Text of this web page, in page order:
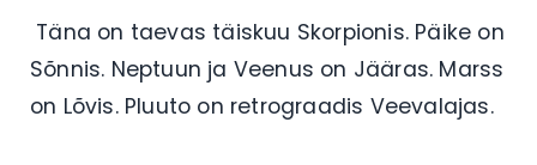
Täna on taevas täiskuu Skorpionis. Päike on
Sõnnis. Neptuun ja Veenus on Jääras. Marss
on Lõvis. Pluuto on retrograadis Veevalajas.